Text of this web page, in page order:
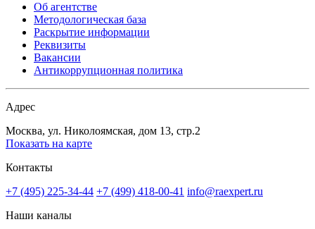
Об агентстве
Методологическая база
Раскрытие информации
Реквизиты
Вакансии
Антикоррупционная политика
Адрес
Москва, ул. Николоямская, дом 13, стр.2
Показать на карте
Контакты
+7 (495) 225-34-44 +7 (499) 418-00-41 info@raexpert.ru
Наши каналы